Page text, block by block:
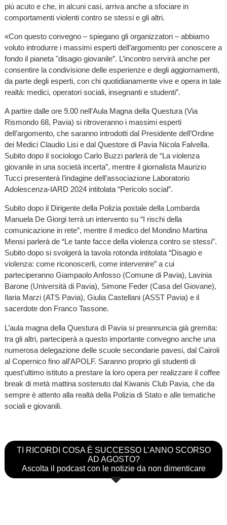
più acuto e che, in alcuni casi, arriva anche a sfociare in
comportamenti violenti contro se stessi e gli altri.
«Con questo convegno – spiegano gli organizzatori – abbiamo
voluto introdurre i massimi esperti dell’argomento per conoscere a
fondo il pianeta "disagio giovanile”. L’incontro servirà anche per
consentire la condivisione delle esperienze e degli aggiornamenti,
da parte degli esperti, con chi quotidianamente vive e opera in tale
realtà: medici, operatori sociali, insegnanti e studenti”.
A partire dalle ore 9.00 nell’Aula Magna della Questura (Via
Rismondo 68, Pavia) si ritroveranno i massimi esperti
dell’argomento, che saranno introdotti dal Presidente dell’Ordine
dei Medici Claudio Lisi e dal Questore di Pavia Nicola Falvella.
Subito dopo il sociologo Carlo Buzzi parlerà de “La violenza
giovanile in una società incerta”, mentre il giornalista Maurizio
Tucci presenterà l’indagine dell’associazione Laboratorio
Adolescenza-IARD 2024 intitolata “Pericolo social”.
Subito dopo il Dirigente della Polizia postale della Lombarda
Manuela De Giorgi terrà un intervento su “I rischi della
comunicazione in rete”, mentre il medico del Mondino Martina
Mensi parlerà de “Le tante facce della violenza contro se stessi”.
Subito dopo si svolgerà la tavola rotonda intitolata “Disagio e
violenza: come riconoscerli, come intervenire” a cui
parteciperanno Giampaolo Anfosso (Comune di Pavia), Lavinia
Barone (Università di Pavia), Simone Feder (Casa del Giovane),
Ilaria Marzi (ATS Pavia), Giulia Castellani (ASST Pavia) e il
sacerdote don Franco Tassone.
L’aula magna della Questura di Pavia si preannuncia già gremita:
tra gli altri, parteciperà a questo importante convegno anche una
numerosa delegazione delle scuole secondarie pavesi, dal Cairoli
al Copernico fino all’APOLF. Saranno proprio gli studenti di
quest’ultimo istituto a prestare la loro opera per realizzare il coffee
break di metà mattina sostenuto dal Kiwanis Club Pavia, che da
sempre è attento alla realtà della Polizia di Stato e alle tematiche
sociali e giovanili.
TI RICORDI COSA È SUCCESSO L’ANNO SCORSO
AD AGOSTO?
Ascolta il podcast con le notizie da non dimenticare